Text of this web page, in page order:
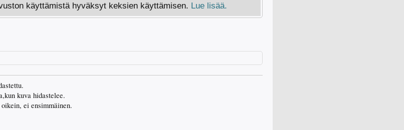
käyttämistä hyväksyt keksien käyttämisen. Lue lisää.
kuva hidastelee.
ei ensimmäinen.